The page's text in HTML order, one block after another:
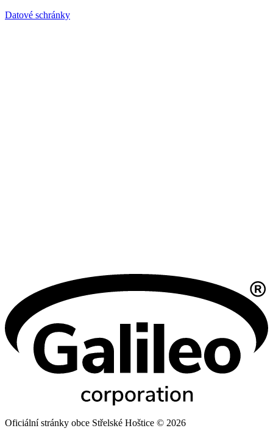
Datové schránky
Oficiální stránky obce Střelské Hoštice © 2026